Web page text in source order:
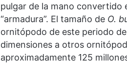
pulgar de la mano convertido
“armadura”. El tamaño de O.
ornitópodo de este periodo
dimensiones a otros
aproximadamente 125
la
cultura